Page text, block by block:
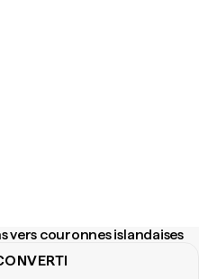
vers couronnes islandaises